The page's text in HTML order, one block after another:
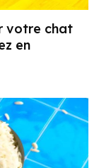
votre chat
en